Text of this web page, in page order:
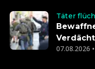
Täter
07.08.2026